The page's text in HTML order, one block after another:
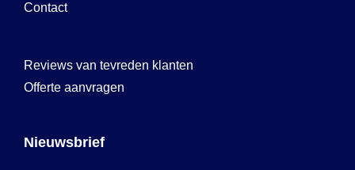
Contact
Reviews van tevreden klanten
Offerte aanvragen
Nieuwsbrief